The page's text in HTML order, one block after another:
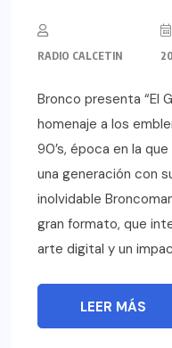
RADIO CALCETIN
Bronco presenta “El
homenaje a los
90’s, época en la
una generación con
inolvidable
gran formato, que
arte digital y un
LEER MÁS